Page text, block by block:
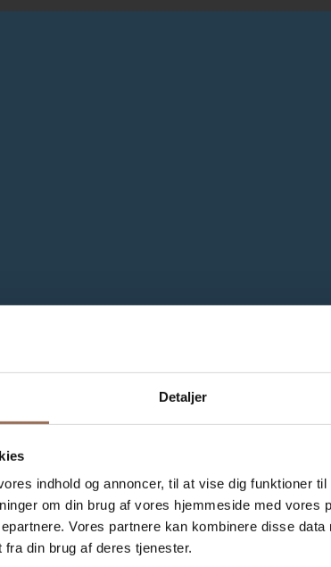
Detaljer
indhold og annoncer, til at vise dig funktioner
om din brug af vores hjemmeside med vores
Vores partnere kan kombinere disse
din brug af deres tjenester.